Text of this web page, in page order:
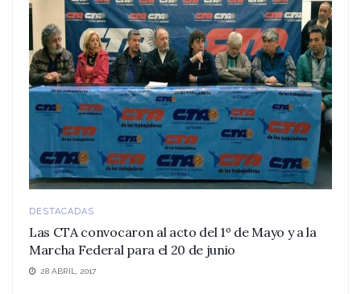
DESTACADAS
Las CTA convocaron al acto del 1º de Mayo y a la
Marcha Federal para el 20 de junio
28 ABRIL, 2017